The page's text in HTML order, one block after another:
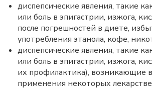
диспепсические явления, такие
или боль в эпигастрии, изжога,
после погрешностей в диете,
употребления этанола, кофе,
диспепсические явления, такие
или боль в эпигастрии, изжога,
их профилактика), возникающие
применения некоторых